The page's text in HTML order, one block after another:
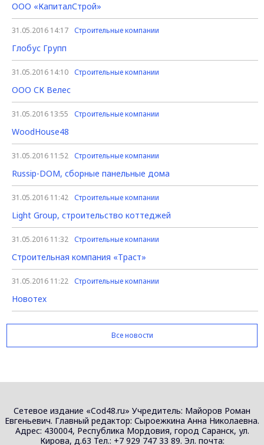
ООО «КапиталСтрой»
31.05.2016 14:17 Строительные компании
Глобус Групп
31.05.2016 14:10 Строительные компании
ООО СК Велес
31.05.2016 13:55 Строительные компании
WoodHouse48
31.05.2016 11:52 Строительные компании
Russip-DOM, сборные панельные дома
31.05.2016 11:42 Строительные компании
Light Group, строительство коттеджей
31.05.2016 11:32 Строительные компании
Строительная компания «Траст»
31.05.2016 11:22 Строительные компании
Новотех
Все новости
Сетевое издание «Cod48.ru» Учредитель: Майоров Роман
Евгеньевич. Главный редактор: Сыроежкина Анна Николаевна.
Адрес: 430004, Республика Мордовия, город Саранск, ул.
Кирова, д.63 Тел.: +7 929 747 33 89. Эл. почта: